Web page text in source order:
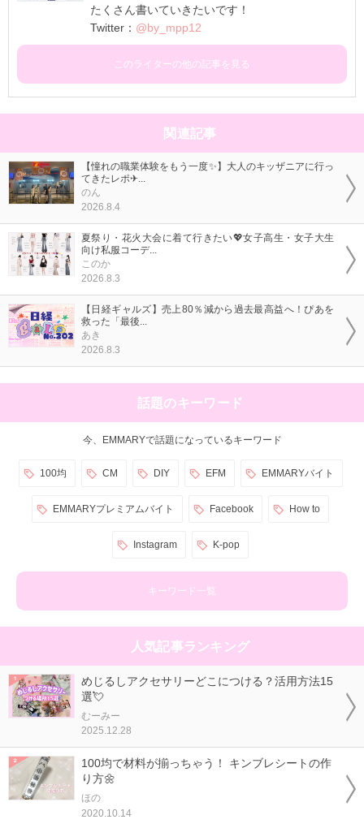
たくさん書いていきたいです！
Twitter： @by_mpp12
このライターの他の記事を見る
関連記事
【憧れの職業体験をもう一度✨】大人のキッザニアに行っ
てきたレポ✈...
のん
2026.8.4
夏祭り・花火大会に着て行きたい💖女子高生・女子大生
向け私服コーデ...
このか
2026.8.3
【日経ギャルズ】売上80％減から過去最高益へ！ぴあを
救った「最後...
あき
2026.8.3
話題のキーワード
今、EMMARYで話題になっているキーワード
100均 CM DIY EFM EMMARYバイト
EMMARYプレミアムバイト Facebook How to
Instagram K-pop
キーワード一覧
人気記事ランキング
めじるしアクセサリーどこにつける？活用方法15
選💘
むーみー
2025.12.28
100均で材料が揃っちゃう！ キンブレシートの作
り方🌼
ほの
2020.10.14